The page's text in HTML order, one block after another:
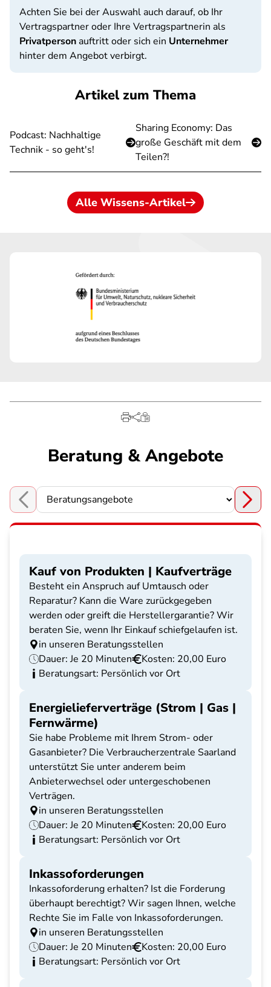
Achten Sie bei der Auswahl auch darauf, ob Ihr
Vertragspartner oder Ihre Vertragspartnerin als
Privatpersonauftritt oder sich ein Unternehmer
hinter dem Angebot verbirgt.
Artikel zum Thema
Podcast: Nachhaltige
Technik - so geht's!
Sharing Economy: Das
große Geschäft mit dem
Teilen?!
Alle Wissens-Artikel
Beratung & Angebote
Choose a section
Kauf von Produkten | Kaufverträge
Besteht ein Anspruch auf Umtausch oder
Reparatur? Kann die Ware zurückgegeben
werden oder greift die Herstellergarantie? Wir
beraten Sie, wenn Ihr Einkauf schiefgelaufen ist.
in unseren Beratungsstellen
Dauer: Je 20 Minuten
Kosten: 20,00 Euro
Beratungsart: Persönlich vor Ort
Energielieferverträge (Strom | Gas |
Fernwärme)
Sie habe Probleme mit Ihrem Strom- oder
Gasanbieter? Die Verbraucherzentrale Saarland
unterstützt Sie unter anderem beim
Anbieterwechsel oder untergeschobenen
Verträgen.
in unseren Beratungsstellen
Dauer: Je 20 Minuten
Kosten: 20,00 Euro
Beratungsart: Persönlich vor Ort
Inkassoforderungen
Inkassoforderung erhalten? Ist die Forderung
überhaupt berechtigt? Wir sagen Ihnen, welche
Rechte Sie im Falle von Inkassoforderungen.
in unseren Beratungsstellen
Dauer: Je 20 Minuten
Kosten: 20,00 Euro
Beratungsart: Persönlich vor Ort